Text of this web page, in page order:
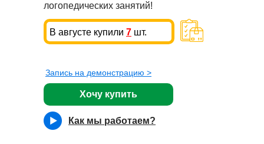
Запись на демонстрацию >
логопедических занятий!
Хочу купить
Как мы работаем?
В августе купили 7 шт.